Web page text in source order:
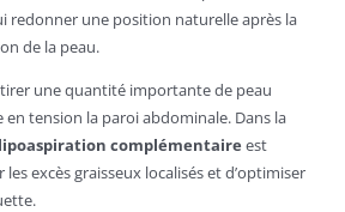
redonner une position naturelle après la
de la peau.
une quantité importante de peau
tension la paroi abdominale. Dans la
lipoaspiration complémentaire est
excès graisseux localisés et d’optimiser